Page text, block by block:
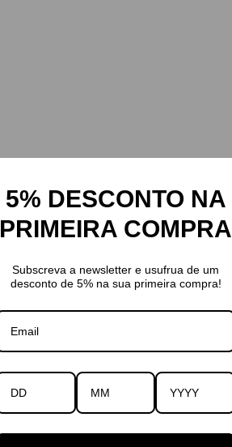
5% DESCONTO NA
PRIMEIRA COMPRA
Subscreva a newsletter e usufrua de um
desconto de 5% na sua primeira compra!